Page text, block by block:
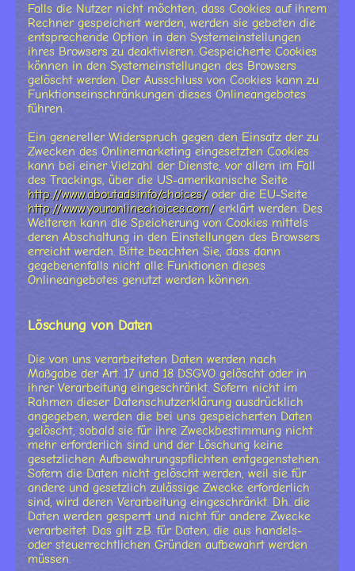
Falls die Nutzer nicht möchten, dass Cookies auf ihrem
Rechner gespeichert werden, werden sie gebeten die
entsprechende Option in den Systemeinstellungen
ihres Browsers zu deaktivieren. Gespeicherte Cookies
können in den Systemeinstellungen des Browsers
gelöscht werden. Der Ausschluss von Cookies kann zu
Funktionseinschränkungen dieses Onlineangebotes
führen.
Ein genereller Widerspruch gegen den Einsatz der zu
Zwecken des Onlinemarketing eingesetzten Cookies
kann bei einer Vielzahl der Dienste, vor allem im Fall
des Trackings, über die US-amerikanische Seite
http://www.aboutads.info/choices/oder die EU-Seite
http://www.youronlinechoices.com/erklärt werden. Des
Weiteren kann die Speicherung von Cookies mittels
deren Abschaltung in den Einstellungen des Browsers
erreicht werden. Bitte beachten Sie, dass dann
gegebenenfalls nicht alle Funktionen dieses
Onlineangebotes genutzt werden können.
Löschung von Daten
Die von uns verarbeiteten Daten werden nach
Maßgabe der Art. 17 und 18 DSGVO gelöscht oder in
ihrer Verarbeitung eingeschränkt. Sofern nicht im
Rahmen dieser Datenschutzerklärung ausdrücklich
angegeben, werden die bei uns gespeicherten Daten
gelöscht, sobald sie für ihre Zweckbestimmung nicht
mehr erforderlich sind und der Löschung keine
gesetzlichen Aufbewahrungspflichten entgegenstehen.
Sofern die Daten nicht gelöscht werden, weil sie für
andere und gesetzlich zulässige Zwecke erforderlich
sind, wird deren Verarbeitung eingeschränkt. D.h. die
Daten werden gesperrt und nicht für andere Zwecke
verarbeitet. Das gilt z.B. für Daten, die aus handels-
oder steuerrechtlichen Gründen aufbewahrt werden
müssen.